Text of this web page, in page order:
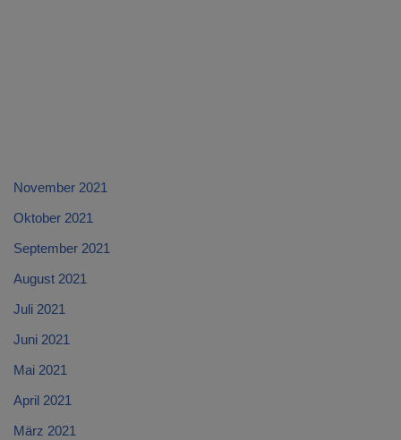
November 2021
Oktober 2021
September 2021
August 2021
Juli 2021
Juni 2021
Mai 2021
April 2021
März 2021